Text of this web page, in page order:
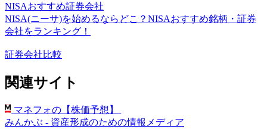
NISAおすすめ証券会社
NISA(ニーサ)を始めるならどこ？NISAおすすめ銘柄・証券
会社をランキング！
証券会社比較
関連サイト
マネフォの【株価予想】
みんかぶ - 資産形成のための情報メディア